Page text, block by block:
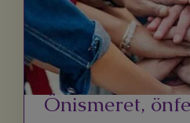
Önismeret,